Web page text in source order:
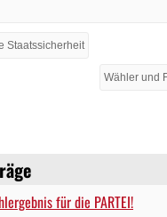
für die PARTEI!
Staatssicherheit
Wähler und